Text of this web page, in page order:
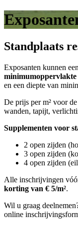
Standplaats
Exposanten kunnen
minimumoppervlakte
en een diepte van
De prijs per m² voor de
wanden, tapijt,
Supplementen voor
2 open zijden
3 open zijden
4 open zijden
Alle inschrijvingen
korting van € 5/m².
Wil u graag
online